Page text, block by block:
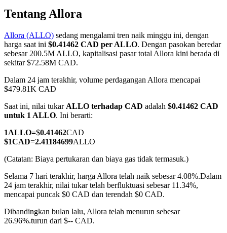
COIN-M Berjangka
Mata Uang Kripto Berjangka
TradFi
Derivatif saham, forex, logam mulia, dan komoditas
USDC Berjangka
Tentang Allora
Allora (ALLO) sedang mengalami tren naik minggu ini, dengan
harga saat ini $0.41462 CAD per ALLO. Dengan pasokan beredar
sebesar 200.5M ALLO, kapitalisasi pasar total Allora kini berada di
sekitar $72.58M CAD.
Dalam 24 jam terakhir, volume perdagangan Allora mencapai
$479.81K CAD
Saat ini, nilai tukar ALLO terhadap CAD adalah $0.41462 CAD
untuk 1 ALLO. Ini berarti:
1ALLO=$0.41462CAD
$1CAD=2.41184699ALLO
(Catatan: Biaya pertukaran dan biaya gas tidak termasuk.)
Selama 7 hari terakhir, harga Allora telah naik sebesar 4.08%.Dalam
24 jam terakhir, nilai tukar telah berfluktuasi sebesar 11.34%,
mencapai puncak $0 CAD dan terendah $0 CAD.
Dibandingkan bulan lalu, Allora telah menurun sebesar
26.96%.turun dari $-- CAD.